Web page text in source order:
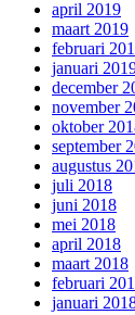
april 2019
maart 2019
februari
januari
december
november
oktober
september
augustus
juli 2018
juni 2018
mei 2018
april 2018
maart 2018
februari
januari